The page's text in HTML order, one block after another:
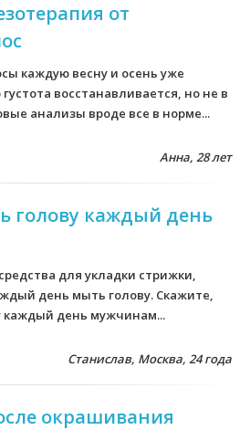
от
каждую весну и осень уже
восстанавливается, но не в
анализы вроде все в норме...
Анна, 28 лет
голову каждый день
для укладки стрижки,
день мыть голову. Скажите,
каждый день мужчинам...
Станислав, Москва, 24 года
окрашивания